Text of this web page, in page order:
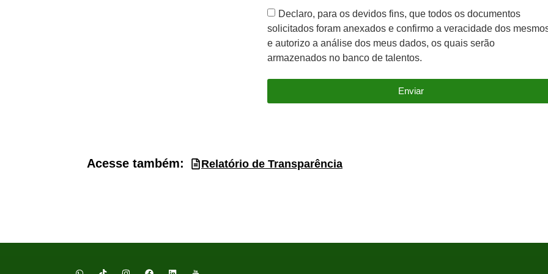
Declaro, para os devidos fins, que todos os documentos
solicitados foram anexados e confirmo a veracidade dos
e autorizo a análise dos meus dados, os quais serão
armazenados no banco de talentos.
Enviar
Acesse também: Relatório de Transparência